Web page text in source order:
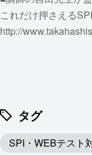
これだけ押さえる
http://
タグ
SPI・WEBテスト